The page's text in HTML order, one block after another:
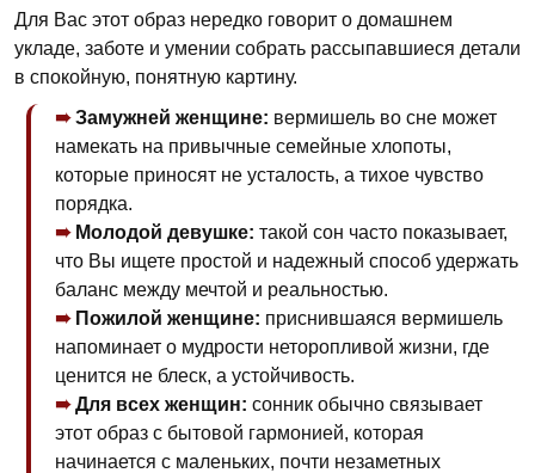
Для Вас этот образ нередко говорит о домашнем
укладе, заботе и умении собрать рассыпавшиеся детали
в спокойную, понятную картину.
Замужней женщине: вермишель во сне может
намекать на привычные семейные хлопоты,
которые приносят не усталость, а тихое чувство
порядка.
Молодой девушке: такой сон часто показывает,
что Вы ищете простой и надежный способ удержать
баланс между мечтой и реальностью.
Пожилой женщине: приснившаяся вермишель
напоминает о мудрости неторопливой жизни, где
ценится не блеск, а устойчивость.
Для всех женщин: сонник обычно связывает
этот образ с бытовой гармонией, которая
начинается с маленьких, почти незаметных